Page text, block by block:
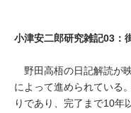
小津安二郎研究雑記03：
野田高梧の日記解読が
によって進められている
りであり、完了まで10年